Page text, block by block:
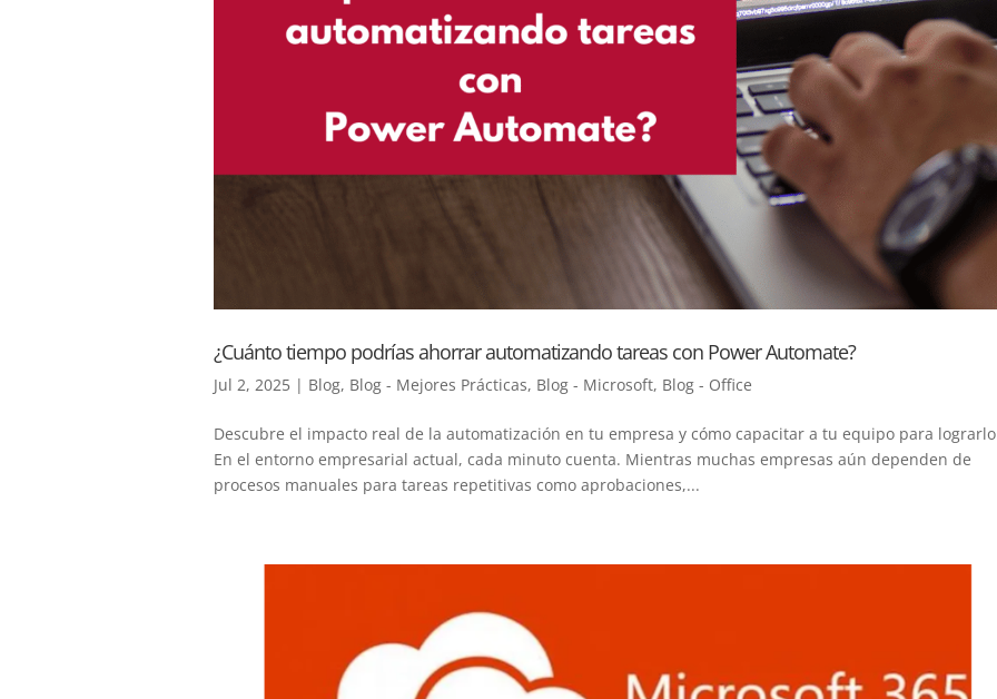
¿Cuánto tiempo podrías ahorrar automatizando tareas con Power Automate?
Jul 2, 2025 | Blog, Blog - Mejores Prácticas, Blog - Microsoft, Blog - Office
Descubre el impacto real de la automatización en tu empresa y cómo capacitar a tu equipo para
En el entorno empresarial actual, cada minuto cuenta. Mientras muchas empresas aún dependen de
procesos manuales para tareas repetitivas como aprobaciones,...